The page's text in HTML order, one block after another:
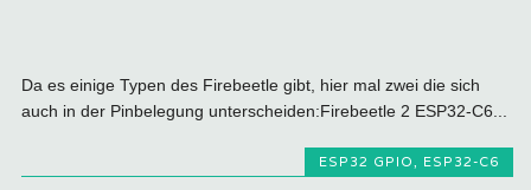
Da es einige Typen des Firebeetle gibt, hier mal zwei die sich
auch in der Pinbelegung unterscheiden:Firebeetle 2 ESP32-C6...
ESP32 GPIO, ESP32-C6